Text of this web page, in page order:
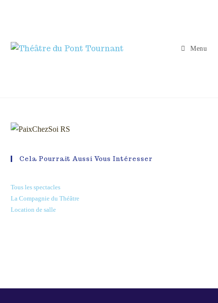
Menu
Cela Pourrait Aussi Vous Intéresser
Tous les spectacles
La Compagnie du Théâtre
Location de salle